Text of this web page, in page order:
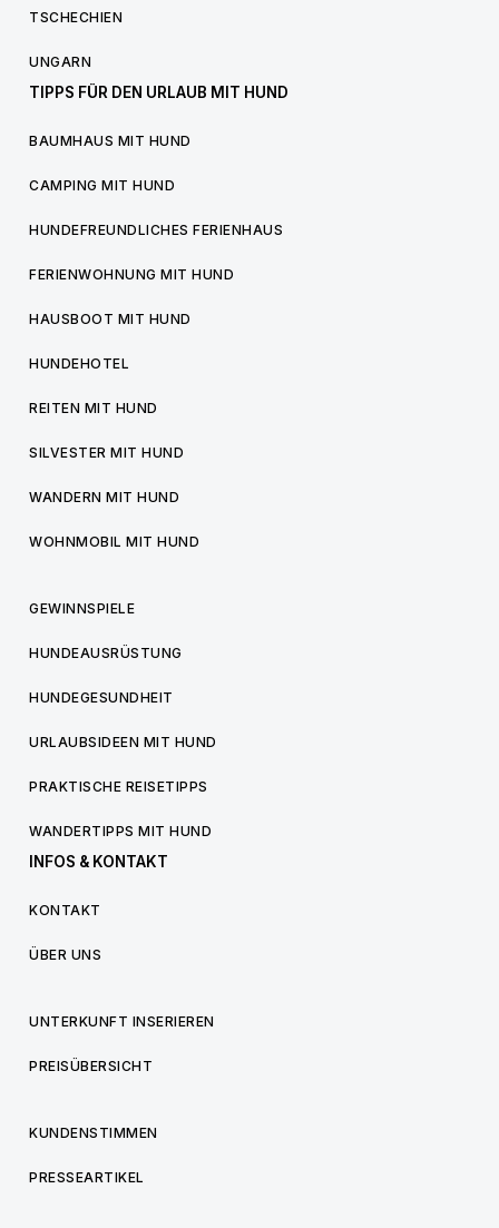
TSCHECHIEN
UNGARN
TIPPS FÜR DEN URLAUB MIT HUND
BAUMHAUS MIT HUND
CAMPING MIT HUND
HUNDEFREUNDLICHES FERIENHAUS
FERIENWOHNUNG MIT HUND
HAUSBOOT MIT HUND
HUNDEHOTEL
REITEN MIT HUND
SILVESTER MIT HUND
WANDERN MIT HUND
WOHNMOBIL MIT HUND
GEWINNSPIELE
HUNDEAUSRÜSTUNG
HUNDEGESUNDHEIT
URLAUBSIDEEN MIT HUND
PRAKTISCHE REISETIPPS
WANDERTIPPS MIT HUND
INFOS & KONTAKT
KONTAKT
ÜBER UNS
UNTERKUNFT INSERIEREN
PREISÜBERSICHT
KUNDENSTIMMEN
PRESSEARTIKEL